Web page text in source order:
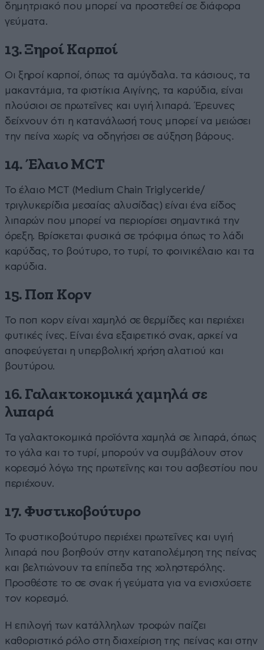
δημητριακό που μπορεί να προστεθεί σε διάφορα
γεύματα.
13. Ξηροί Καρποί
Οι ξηροί καρποί, όπως τα αμύγδαλα. τα κάσιους, τα
μακαντάμια, τα φιστίκια Αιγίνης, τα καρύδια, είναι
πλούσιοι σε πρωτεΐνες και υγιή λιπαρά. Έρευνες
δείχνουν ότι η κατανάλωσή τους μπορεί να μειώσει
την πείνα χωρίς να οδηγήσει σε αύξηση βάρους.
14. Έλαιο MCT
Το έλαιο MCT (Medium Chain Triglyceride/
τριγλυκερίδια μεσαίας αλυσίδας) είναι ένα είδος
λιπαρών που μπορεί να περιορίσει σημαντικά την
όρεξη. Βρίσκεται φυσικά σε τρόφιμα όπως το λάδι
καρύδας, το βούτυρο, το τυρί, το φοινικέλαιο και τα
καρύδια.
15. Ποπ Κορν
Το ποπ κορν είναι χαμηλό σε θερμίδες και περιέχει
φυτικές ίνες. Είναι ένα εξαιρετικό σνακ, αρκεί να
αποφεύγεται η υπερβολική χρήση αλατιού και
βουτύρου.
16. Γαλακτοκομικά χαμηλά σε
λιπαρά
Τα γαλακτοκομικά προϊόντα χαμηλά σε λιπαρά, όπως
το γάλα και το τυρί, μπορούν να συμβάλουν στον
κορεσμό λόγω της πρωτεΐνης και του ασβεστίου που
περιέχουν.
17. Φυστικοβούτυρο
Το φυστικοβούτυρο περιέχει πρωτεΐνες και υγιή
λιπαρά που βοηθούν στην καταπολέμηση της πείνας
και βελτιώνουν τα επίπεδα της χοληστερόλης.
Προσθέστε το σε σνακ ή γεύματα για να ενισχύσετε
τον κορεσμό.
Η επιλογή των κατάλληλων τροφών παίζει
καθοριστικό ρόλο στη διαχείριση της πείνας και στην